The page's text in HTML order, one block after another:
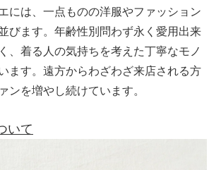
には、一点ものの洋服やファッション
びます。年齢性別問わず永く愛用出来
、着る人の気持ちを考えた丁寧なモノ
ます。遠方からわざわざ来店される方
ンを増やし続けています。
いて